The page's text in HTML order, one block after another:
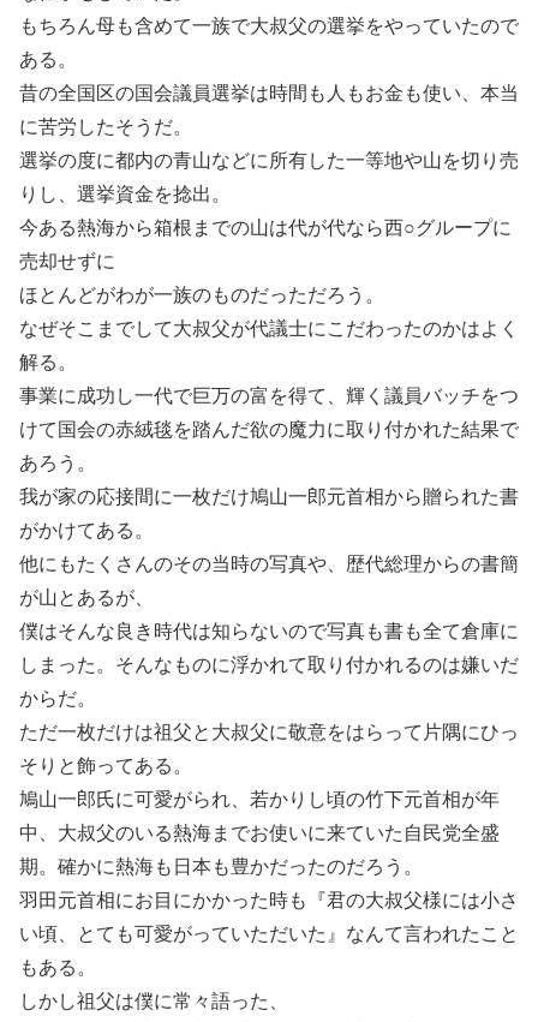
もちろん母も含めて一族で大叔父の選挙をやっていたので
ある。
昔の全国区の国会議員選挙は時間も人もお金も使い、本当
に苦労したそうだ。
選挙の度に都内の青山などに所有した一等地や山を切り売
りし、選挙資金を捻出。
今ある熱海から箱根までの山は代が代なら西○グループに
売却せずに
ほとんどがわが一族のものだっただろう。
なぜそこまでして大叔父が代議士にこだわったのかはよく
解る。
事業に成功し一代で巨万の富を得て、輝く議員バッチをつ
けて国会の赤絨毯を踏んだ欲の魔力に取り付かれた結果で
あろう。
我が家の応接間に一枚だけ鳩山一郎元首相から贈られた書
がかけてある。
他にもたくさんのその当時の写真や、歴代総理からの書簡
が山とあるが、
僕はそんな良き時代は知らないので写真も書も全て倉庫に
しまった。そんなものに浮かれて取り付かれるのは嫌いだ
からだ。
ただ一枚だけは祖父と大叔父に敬意をはらって片隅にひっ
そりと飾ってある。
鳩山一郎氏に可愛がられ、若かりし頃の竹下元首相が年
中、大叔父のいる熱海までお使いに来ていた自民党全盛
期。確かに熱海も日本も豊かだったのだろう。
羽田元首相にお目にかかった時も『君の大叔父様には小さ
い頃、とても可愛がっていただいた』なんて言われたこと
もある。
しかし祖父は僕に常々語った、